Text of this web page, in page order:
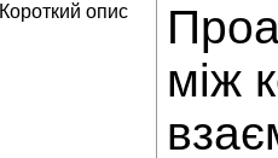
Короткий опис
між